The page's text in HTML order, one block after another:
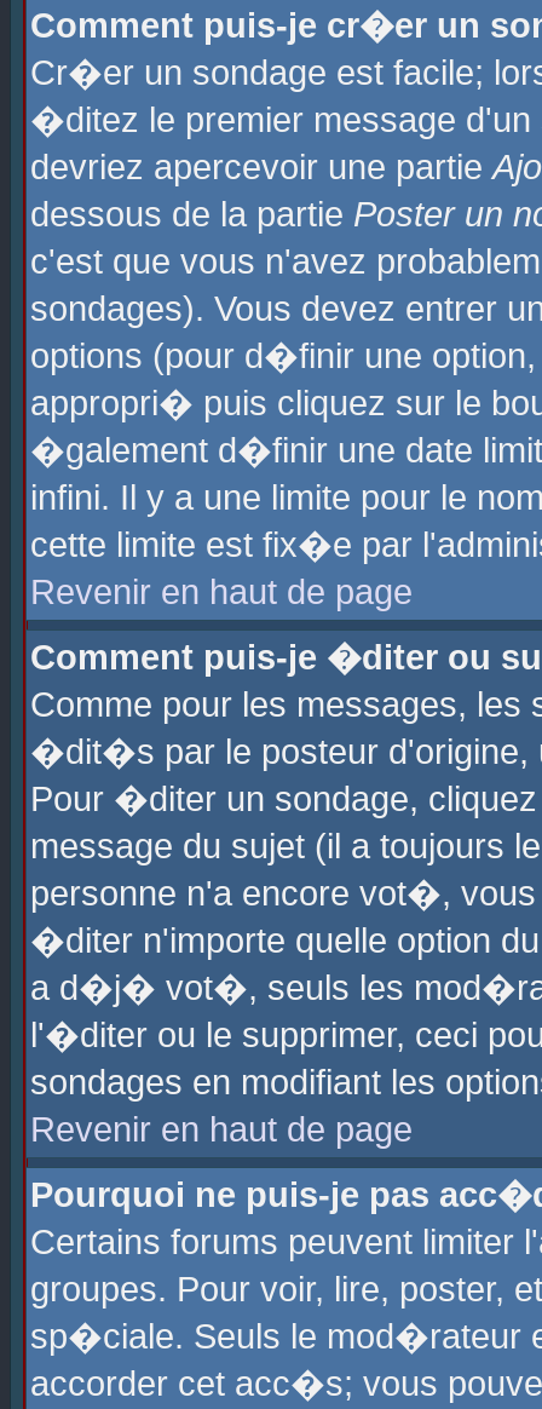
Comment puis-je cr�er un
Cr�er un sondage est facile;
�ditez le premier message
devriez apercevoir une partie
dessous de la partie Poster un
c'est que vous n'avez
sondages). Vous devez entrer
options (pour d�finir une
appropri� puis cliquez sur le
�galement d�finir une date
infini. Il y a une limite pour le
cette limite est fix�e par
Revenir en haut de page
Comment puis-je �diter ou
Comme pour les messages,
�dit�s par le posteur d'origine,
Pour �diter un sondage,
message du sujet (il a toujours
personne n'a encore vot�,
�diter n'importe quelle option
a d�j� vot�, seuls les
l'�diter ou le supprimer, ceci
sondages en modifiant les
Revenir en haut de page
Pourquoi ne puis-je pas
Certains forums peuvent
groupes. Pour voir, lire, poster,
sp�ciale. Seuls le mod�rateur
accorder cet acc�s; vous